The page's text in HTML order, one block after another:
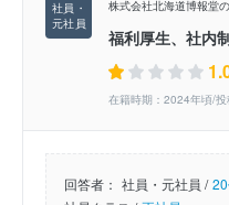
株式会社北海道博報堂
福利厚生、社内
在籍時期：2024年頃/
回答者： 社員・元社員 /